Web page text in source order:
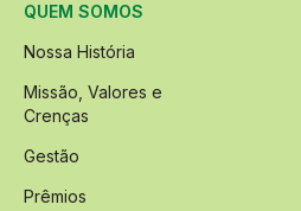
QUEM SOMOS
Nossa História
Missão, Valores e
Crenças
Gestão
Prêmios